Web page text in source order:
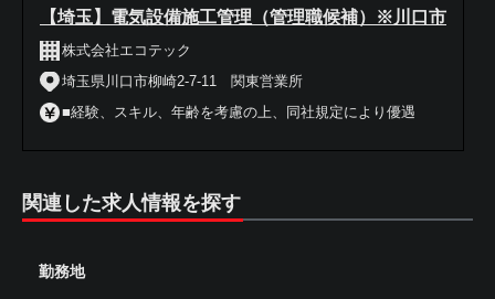
【埼玉】電気設備施工管理（管理職候補）※川口市
株式会社エコテック
埼玉県川口市柳崎2-7-11 関東営業所
■経験、スキル、年齢を考慮の上、同社規定により優遇
関連した求人情報を探す
勤務地